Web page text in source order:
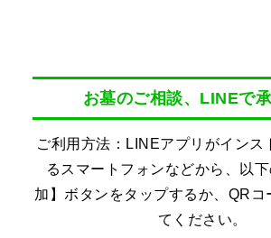
お墓のご相談、LINEで
ご利用方法：LINEアプリがインス
るスマートフォンなどから、以
加】ボタンをタップするか、QRコ
てください。